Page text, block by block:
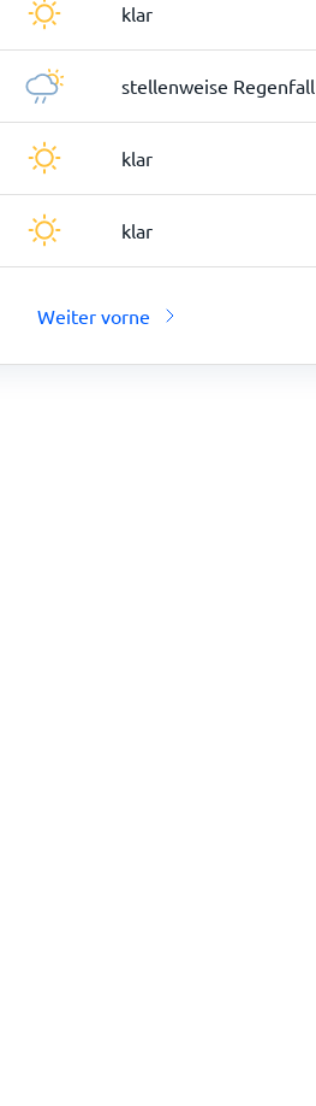
klar
stellenweise Regenfall
klar
klar
Weiter vorne